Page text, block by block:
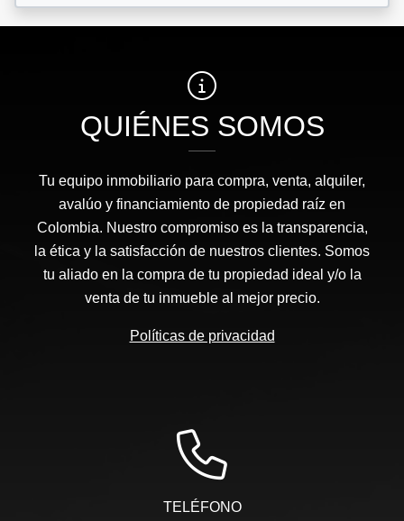
QUIÉNES SOMOS
Tu equipo inmobiliario para compra, venta, alquiler,
avalúo y financiamiento de propiedad raíz en
Colombia. Nuestro compromiso es la transparencia,
la ética y la satisfacción de nuestros clientes. Somos
tu aliado en la compra de tu propiedad ideal y/o la
venta de tu inmueble al mejor precio.
Políticas de privacidad
TELÉFONO